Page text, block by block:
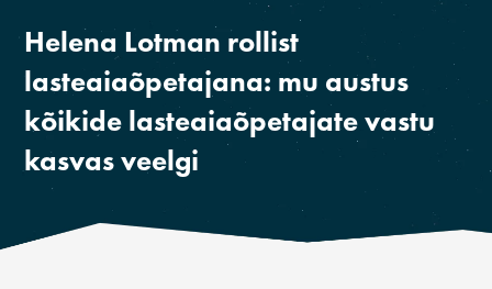
Helena Lotman rollist
lasteaiaõpetajana: mu austus
kõikide lasteaiaõpetajate vastu
kasvas veelgi